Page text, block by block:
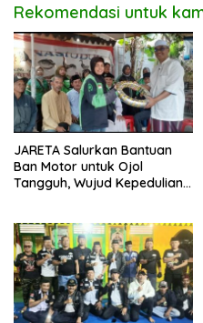
Rekomendasi untuk
JARETA Salurkan Bantuan
Ban Motor untuk Ojol
Tangguh, Wujud Kepedulian